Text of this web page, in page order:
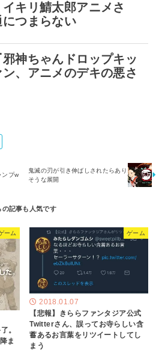
イキリ鯖太郎アニメさ
につまらない
邪神ちゃんドロップキッ
、アニメのデキの悪さ
ンプw
鬼滅の刃が引き伸ばしされたらあり
そうな展開
ーム
。
ま
ゲーム
2018.01.07
【悲報】きららファンタジア公式
Twitterさん、誤ってお寺らしい含
蓄あるお言葉をリツイートしてし
まう